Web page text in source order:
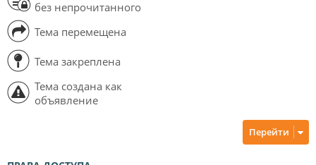
без непрочитанного
Тема перемещена
Тема закреплена
Тема создана как
объявление
Перейти